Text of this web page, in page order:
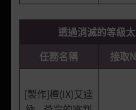
透過消滅的等級
任務名稱
接取
[製作]檀(IX)艾達